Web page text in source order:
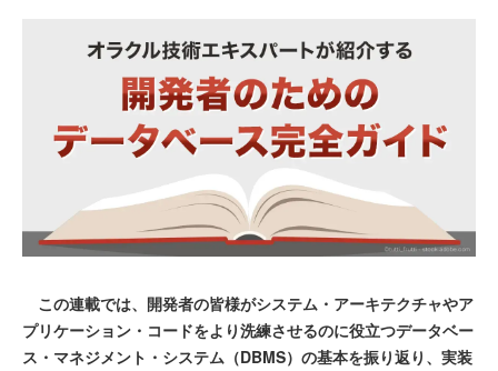
この連載では、開発者の皆様がシステム・アーキテクチャやア
プリケーション・コードをより洗練させるのに役立つデータベー
ス・マネジメント・システム（DBMS）の基本を振り返り、実装